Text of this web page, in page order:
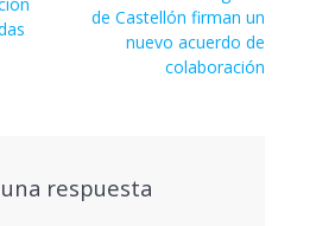
de Castellón firman un
nuevo acuerdo de
colaboración
respuesta